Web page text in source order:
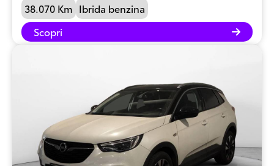
38.070 Km Ibrida benzina
Scopri